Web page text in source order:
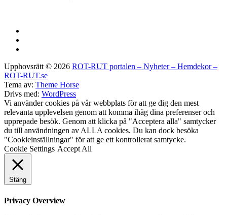
Upphovsrätt © 2026 ROT-RUT portalen – Nyheter – Hemdekor –
ROT-RUT.se
Tema av: Theme Horse
Drivs med: WordPress
Vi använder cookies på vår webbplats för att ge dig den mest
relevanta upplevelsen genom att komma ihåg dina preferenser och
upprepade besök. Genom att klicka på "Acceptera alla" samtycker
du till användningen av ALLA cookies. Du kan dock besöka
"Cookieinställningar" för att ge ett kontrollerat samtycke.
Cookie Settings Accept All
Stäng
Privacy Overview